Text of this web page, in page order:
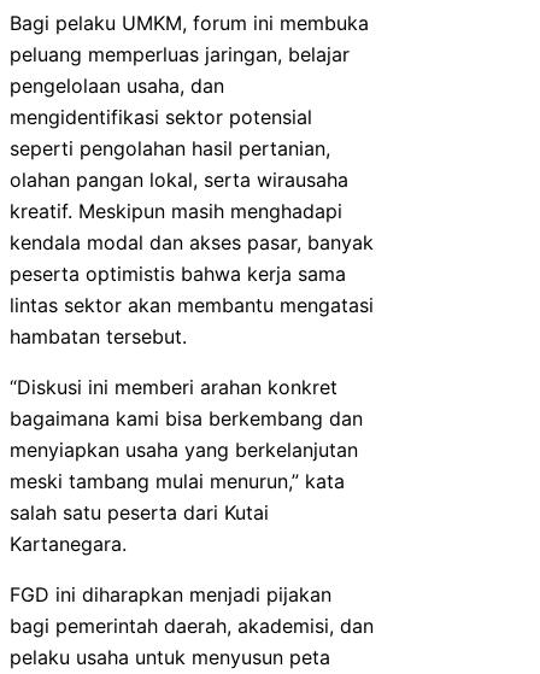
Bagi pelaku UMKM, forum ini membuka
peluang memperluas jaringan, belajar
pengelolaan usaha, dan
mengidentifikasi sektor potensial
seperti pengolahan hasil pertanian,
olahan pangan lokal, serta wirausaha
kreatif. Meskipun masih menghadapi
kendala modal dan akses pasar, banyak
peserta optimistis bahwa kerja sama
lintas sektor akan membantu mengatasi
hambatan tersebut.
“Diskusi ini memberi arahan konkret
bagaimana kami bisa berkembang dan
menyiapkan usaha yang berkelanjutan
meski tambang mulai menurun,” kata
salah satu peserta dari Kutai
Kartanegara.
FGD ini diharapkan menjadi pijakan
bagi pemerintah daerah, akademisi, dan
pelaku usaha untuk menyusun peta